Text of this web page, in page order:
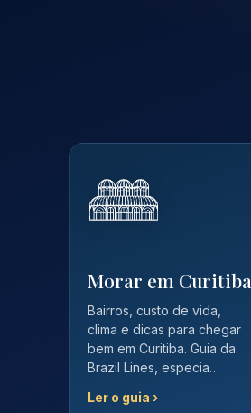
Morar em Curitiba
Bairros, custo de vida,
clima e dicas para chegar
bem em Curitiba. Guia da
Brazil Lines, especia…
Ler o guia ›